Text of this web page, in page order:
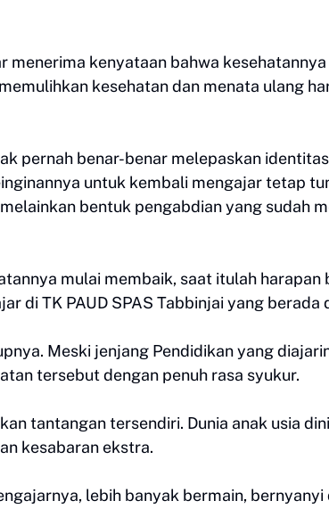
menerima kenyataan bahwa
kesehatan dan menata ulang
pernah benar-benar melepaskan
untuk kembali mengajar tetap
bentuk pengabdian yang sudah
mulai membaik, saat itulah harapan
di TK PAUD SPAS Tabbinjai yang berada
Meski jenjang Pendidikan yang
tersebut dengan penuh rasa syukur.
tantangan tersendiri. Dunia anak usia
kesabaran ekstra.
lebih banyak bermain,